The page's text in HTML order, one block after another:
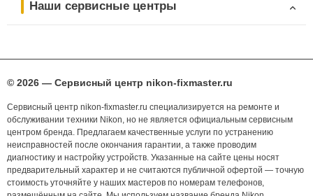
Наши сервисные центры
© 2026 — Сервисный центр nikon-fixmaster.ru
Сервисный центр nikon-fixmaster.ru специализируется на ремонте и
обслуживании техники Nikon, но не является официальным сервисным
центром бренда. Предлагаем качественные услуги по устранению
неисправностей после окончания гарантии, а также проводим
диагностику и настройку устройств. Указанные на сайте цены носят
предварительный характер и не считаются публичной офертой — точную
стоимость уточняйте у наших мастеров по номерам телефонов,